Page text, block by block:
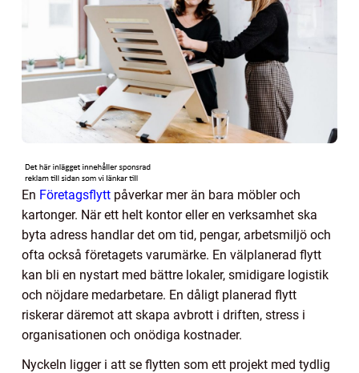
En Företagsflytt påverkar mer än bara möbler och
kartonger. När ett helt kontor eller en verksamhet ska
byta adress handlar det om tid, pengar, arbetsmiljö och
ofta också företagets varumärke. En välplanerad flytt
kan bli en nystart med bättre lokaler, smidigare logistik
och nöjdare medarbetare. En dåligt planerad flytt
riskerar däremot att skapa avbrott i driften, stress i
organisationen och onödiga kostnader.
Nyckeln ligger i att se flytten som ett projekt med tydlig